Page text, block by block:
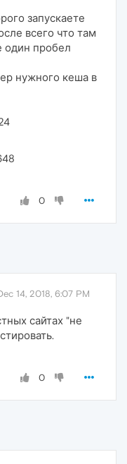
запускаете
всего что там
один пробел
нужного кеша в
0
14, 2018, 6:07 PM
сайтах "не
0